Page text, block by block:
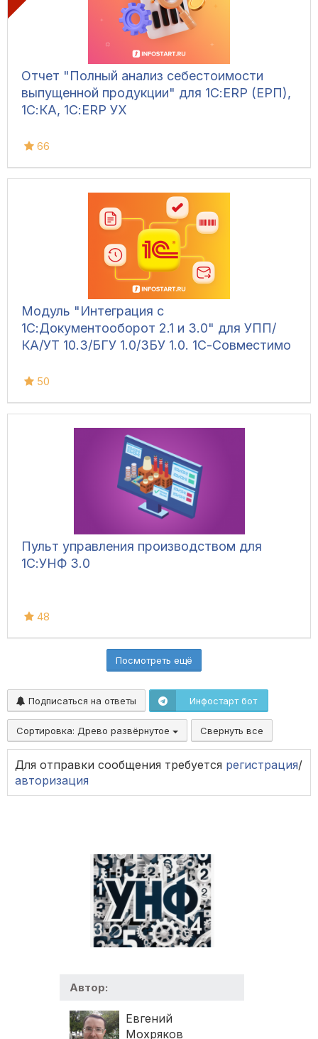
Отчет "Полный анализ себестоимости
выпущенной продукции" для 1С:ERP (ЕРП),
1С:КА, 1С:ERP УХ
66
Модуль "Интеграция с
1С:Документооборот 2.1 и 3.0" для УПП/
КА/УТ 10.3/БГУ 1.0/ЗБУ 1.0. 1С-Совместимо
50
Пульт управления производством для
1С:УНФ 3.0
48
Посмотреть ещё
Подписаться на ответы Инфостарт бот
Сортировка: Древо развёрнутое Свернуть все
Для отправки сообщения требуется регистрация/
авторизация
Автор:
Евгений
Мохряков